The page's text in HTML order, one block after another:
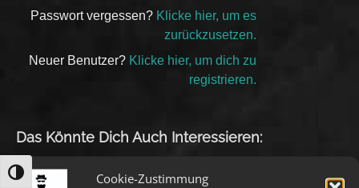
Cookie-Zustimmung
UMSCHALTEN AUF HOHE KONTRASTE
e
:
Passwort vergessen? Klicke hier, um es
zurückzusetzen.
Neuer Benutzer? Klicke hier, um dich zu
registrieren.
Das Könnte Dich Auch Interessieren: